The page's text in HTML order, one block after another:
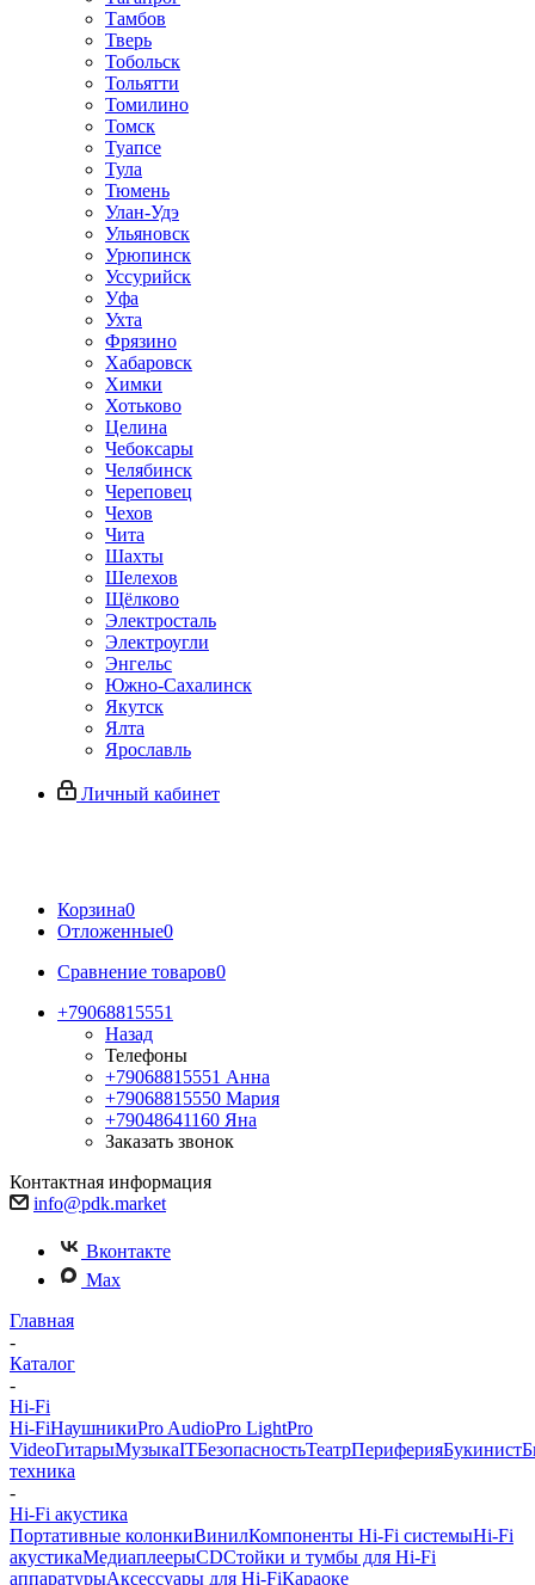
Тамбов
Тверь
Тобольск
Тольятти
Томилино
Томск
Туапсе
Тула
Тюмень
Улан-Удэ
Ульяновск
Урюпинск
Уссурийск
Уфа
Ухта
Фрязино
Хабаровск
Химки
Хотьково
Целина
Чебоксары
Челябинск
Череповец
Чехов
Чита
Шахты
Шелехов
Щёлково
Электросталь
Электроугли
Энгельс
Южно-Сахалинск
Якутск
Ялта
Ярославль
Личный кабинет
Корзина0
Отложенные0
Сравнение товаров0
+79068815551
Назад
Телефоны
+79068815551 Анна
+79068815550 Мария
+79048641160 Яна
Заказать звонок
Контактная информация
info@pdk.market
Вконтакте
Max
Главная
-
Каталог
-
Hi-Fi
Hi-FiНаушникиPro AudioPro LightPro
VideoГитарыМузыкаITБезопасностьТеатрПериферияБукинист
техника
-
Hi-Fi акустика
Портативные колонкиВинилКомпоненты Hi-Fi системыHi-Fi
акустикаМедиаплеерыCDСтойки и тумбы для Hi-Fi
аппаратурыАксессуары для Hi-FiКараоке